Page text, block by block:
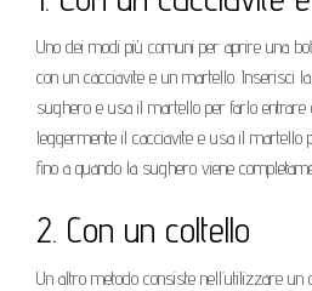
Uno dei modi più comuni per aprire una
con un cacciavite e un martello. Inserisci
sughero e usa il martello per farlo entrare
leggermente il cacciavite e usa il martello
fino a quando la sughero viene
2. Con un coltello
Un altro metodo consiste nell’utilizzare